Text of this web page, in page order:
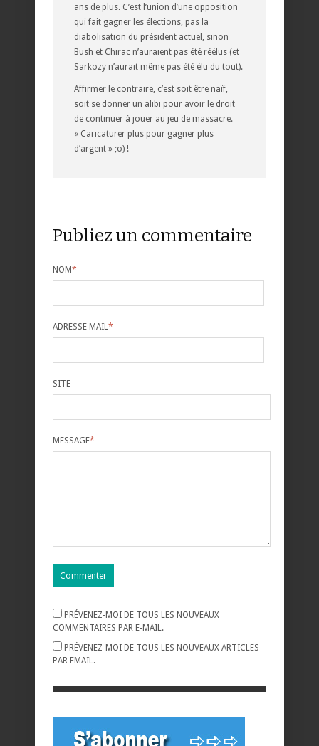
ans de plus. C’est l’union d’une opposition
qui fait gagner les élections, pas la
diabolisation du président actuel, sinon
Bush et Chirac n’auraient pas été réélus (et
Sarkozy n’aurait même pas été élu du tout).
Affirmer le contraire, c’est soit être naïf,
soit se donner un alibi pour avoir le droit
de continuer à jouer au jeu de massacre.
« Caricaturer plus pour gagner plus
d’argent » ;o) !
Publiez un commentaire
NOM*
ADRESSE MAIL*
SITE
MESSAGE*
PRÉVENEZ-MOI DE TOUS LES NOUVEAUX
COMMENTAIRES PAR E-MAIL.
PRÉVENEZ-MOI DE TOUS LES NOUVEAUX ARTICLES
PAR EMAIL.